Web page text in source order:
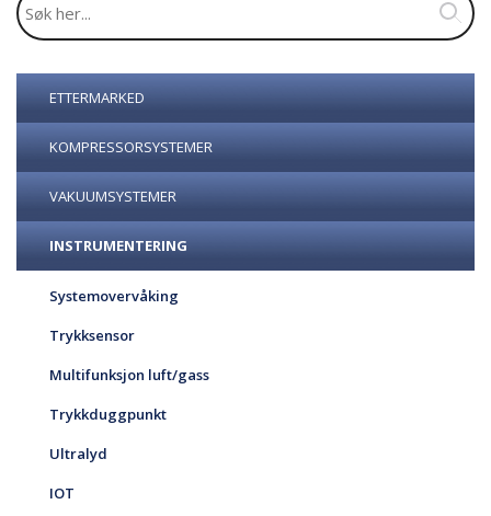
ETTERMARKED
KOMPRESSORSYSTEMER
VAKUUMSYSTEMER
INSTRUMENTERING
Systemovervåking
Trykksensor
Multifunksjon luft/gass
Trykkduggpunkt
Ultralyd
IOT